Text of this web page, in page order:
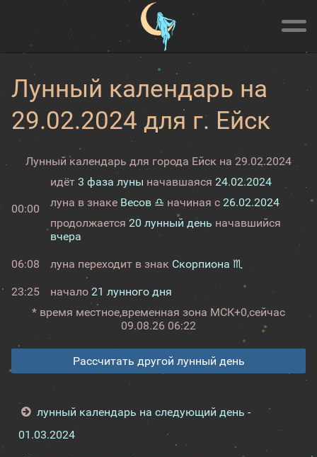
Лунный календарь на
29.02.2024 для г. Ейск
Лунный календарь для города Ейск на 29.02.2024
00:00
идёт 3 фаза луны начавшаяся 24.02.2024
луна в знаке Весов ♎ начиная с 26.02.2024
продолжается 20 лунный день начавшийся
вчера
06:08 луна переходит в знак Скорпиона ♏
23:25 начало 21 лунного дня
* время местное,временная зона МСК+0,сейчас
09.08.26 06:22
Рассчитать другой лунный день
лунный календарь на следующий день -
01.03.2024